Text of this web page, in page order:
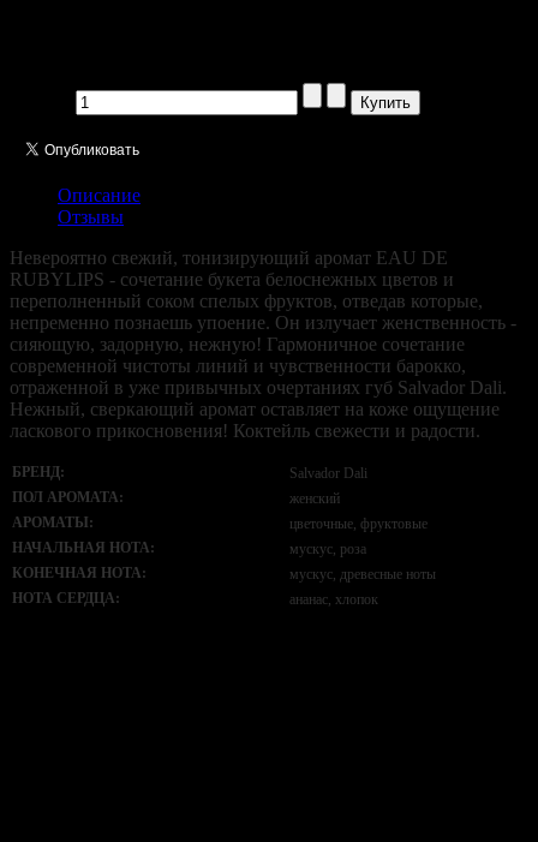
Описание
Отзывы
Невероятно свежий, тонизирующий аромат EAU DE
RUBYLIPS - сочетание букета белоснежных цветов и
переполненный соком спелых фруктов, отведав которые,
непременно познаешь упоение. Он излучает женственность -
сияющую, задорную, нежную! Гармоничное сочетание
современной чистоты линий и чувственности барокко,
отраженной в уже привычных очертаниях губ Salvador Dali.
Нежный, сверкающий аромат оставляет на коже ощущение
ласкового прикосновения! Коктейль свежести и радости.
БРЕНД: Salvador Dali
ПОЛ АРОМАТА: женский
АРОМАТЫ: цветочные, фруктовые
НАЧАЛЬНАЯ НОТА: мускус, роза
КОНЕЧНАЯ НОТА: мускус, древесные ноты
НОТА СЕРДЦА: ананас, хлопок